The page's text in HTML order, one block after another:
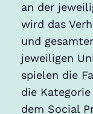
an der
wird das
und
jeweiligen
spielen die
die
dem Social